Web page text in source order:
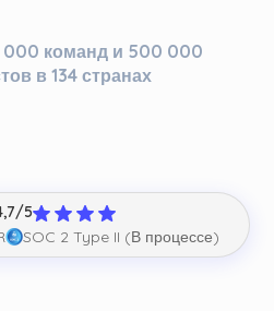
команд и 500 000
в 134 странах
5
SOC 2 Type II (В процессе)